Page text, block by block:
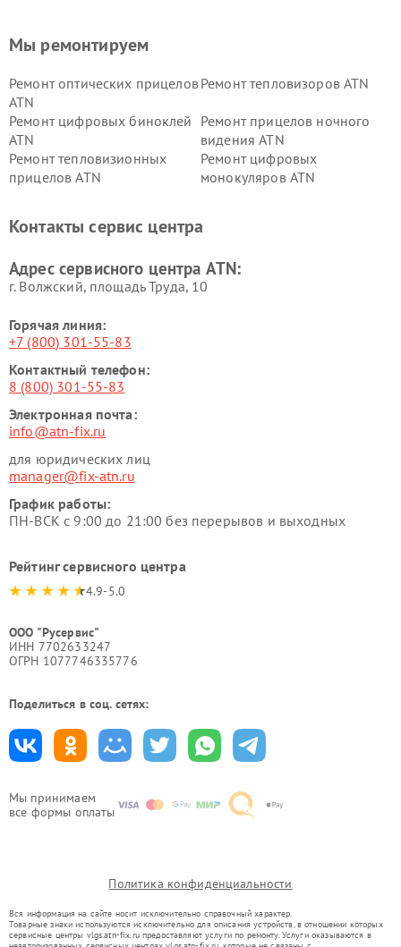
Мы принимаем
все формы оплаты
Мы ремонтируем
Ремонт оптических прицелов
ATN
Ремонт тепловизоров ATN
Ремонт цифровых биноклей
ATN
Ремонт прицелов ночного
видения ATN
Ремонт тепловизионных
прицелов ATN
Ремонт цифровых
монокуляров ATN
Контакты сервис центра
Адрес сервисного центра ATN:
г. Волжский, площадь Труда, 10
Горячая линия:
+7 (800) 301-55-83
Контактный телефон:
8 (800) 301-55-83
Электронная почта:
info@atn-fix.ru
для юридических лиц
manager@fix-atn.ru
График работы:
ПН-ВСК с 9:00 до 21:00 без перерывов и выходных
Рейтинг сервисного центра
4.9-5.0
ООО "Русервис"
ИНН 7702633247
ОГРН 1077746335776
Поделиться в соц. сетях:
Политика конфиденциальности
Вся информация на сайте носит исключительно справочный характер.
Товарные знаки используются исключительно для описания устройств, в отношении которых
сервисные центры vlgs.atn-fix.ru предоставляют услуги по ремонту. Услуги оказываются в